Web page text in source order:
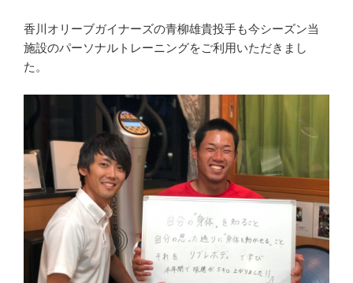
香川オリーブガイナーズの青柳雄貴投手も今シーズン当
施設のパーソナルトレーニングをご利用いただきまし
た。